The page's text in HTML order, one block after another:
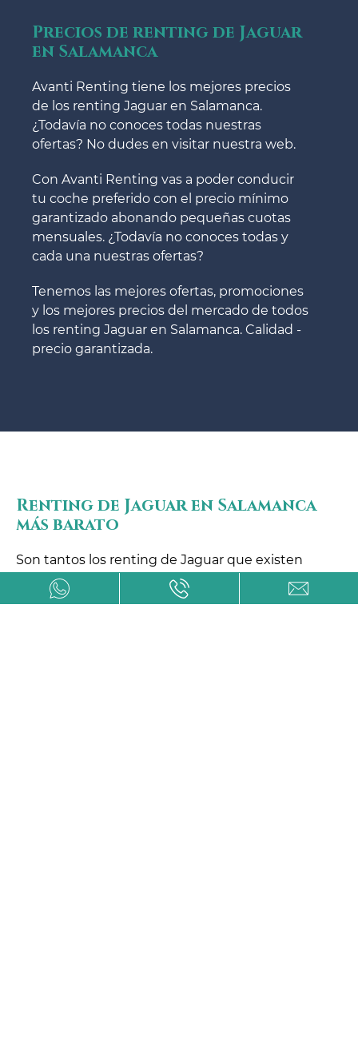
Precios de renting de Jaguar
en Salamanca
Avanti Renting tiene los mejores precios
de los renting Jaguar en Salamanca.
¿Todavía no conoces todas nuestras
ofertas? No dudes en visitar nuestra web.
Con Avanti Renting vas a poder conducir
tu coche preferido con el precio mínimo
garantizado abonando pequeñas cuotas
mensuales. ¿Todavía no conoces todas y
cada una nuestras ofertas?
Tenemos las mejores ofertas, promociones
y los mejores precios del mercado de todos
los renting Jaguar en Salamanca. Calidad -
precio garantizada.
Renting de Jaguar en Salamanca
más barato
Son tantos los renting de Jaguar que existen
en Salamanca que, en ocasiones, es
complicado encontrar el más asequible y con